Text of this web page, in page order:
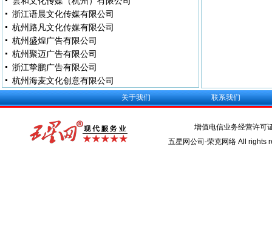
浙江语晨文化传媒有限公司
杭州路凡文化传媒有限公司
杭州盛煌广告有限公司
杭州聚迈广告有限公司
浙江挚鹏广告有限公司
杭州海麦文化创意有限公司
关于我们 联系我们
增值电信业务经营许可
五星网公司-荣克网络 All